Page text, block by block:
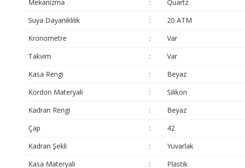
Mekanizma
:
Quartz
Suya Dayanıklılık
:
20 ATM
Kronometre
:
Var
Takvim
:
Var
Kasa Rengi
:
Beyaz
Kordon Materyali
:
Silikon
Kadran Rengi
:
Beyaz
Çap
:
42
Kadran Şekli
:
Yuvarlak
Kasa Materyali
:
Plastik